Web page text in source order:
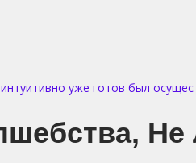
уже готов был